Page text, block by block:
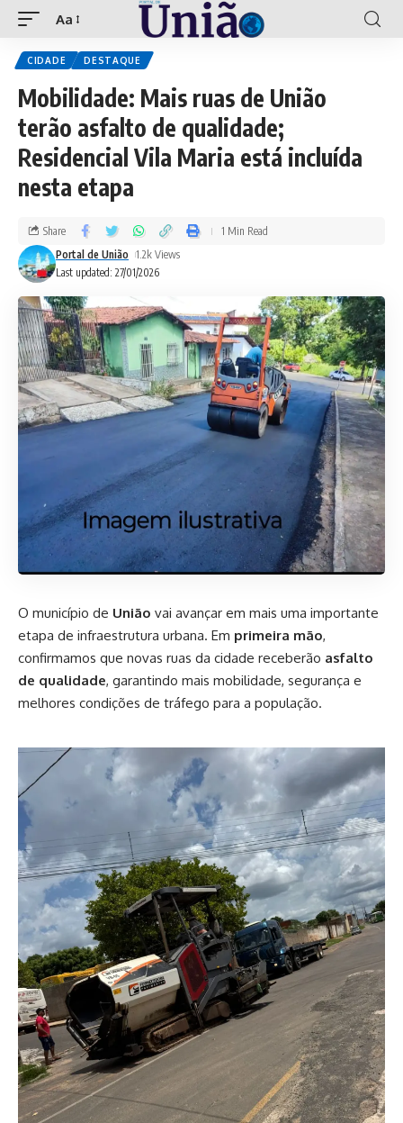
Aa
CIDADE DESTAQUE
Mobilidade: Mais ruas de União
terão asfalto de qualidade;
Residencial Vila Maria está incluída
nesta etapa
Last updated: 27/01/2026
Portal de União 1.2k Views
Share 1 Min Read
O município de União vai avançar em mais uma importante
etapa de infraestrutura urbana. Em primeira mão,
confirmamos que novas ruas da cidade receberão asfalto
de qualidade, garantindo mais mobilidade, segurança e
melhores condições de tráfego para a população.